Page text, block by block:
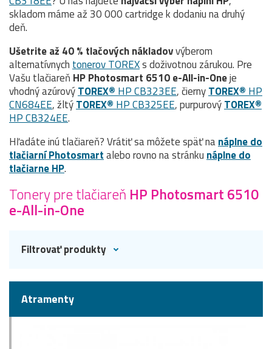
skladom máme až 30 000 cartridge k dodaniu na druhý
deň.
Ušetrite až 40 % tlačových nákladovvýberom
alternatívnychtonerov TOREXs doživotnou zárukou. Pre
Vašu tlačiareň HP Photosmart 6510 e-All-in-Oneje
vhodný azúrovýTOREX®HP CB323EE, čiernyTOREX®HP
CN684EE, žltýTOREX®HP CB325EE, purpurovýTOREX®
HP CB324EE.
Hľadáte inú tlačiareň? Vrátiť sa môžete späť nanáplne do
tlačiarní Photosmartalebo rovno na stránkunáplne do
tlačiarne HP.
Tonery pre tlačiareň HP Photosmart 6510
e-All-in-One
Filtrovať produkty
Atramenty